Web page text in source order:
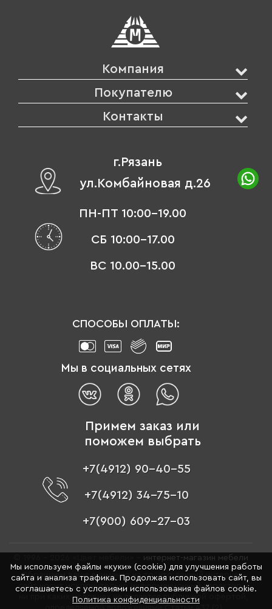
Компания
Покупателю
Контакты
г.Рязань
ул.Комбайновая д.26
ПН-ПТ 10:00-19.00
СБ 10:00-17.00
ВС 10.00-15.00
СПОСОБЫ ОПЛАТЫ:
Мы в социальных сетях
Примем заказ или
поможем выбрать
+7(4912) 90-40-55
+7(4912) 34-75-10
+7(900) 609-27-03
интернет-магазин мебели
Обращаем ваше внимание на то, что данный интернет-
сайт носит исключительно информационный характер и
ни при каких условиях не является публичной офертой,
Мы используем файлы «куки» (cookie) для улучшения работы
сайта и анализа трафика. Продолжая использовать сайт, вы
соглашаетесь с условиями использования файлов cookie.
Политика конфиденциальности